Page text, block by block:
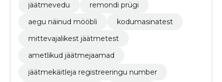
jäätmevedu
remondi prügi
aegu näinud mööbli
kodumasinatest
mittevajalikest jäätmetest
ametlikud jäätmejaamad
jäätmekäitleja registreeringu number